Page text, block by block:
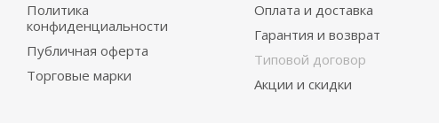
Политика
конфиденциальности
Публичная оферта
Торговые марки
Оплата и доставка
Гарантия и возврат
Типовой договор
Акции и скидки